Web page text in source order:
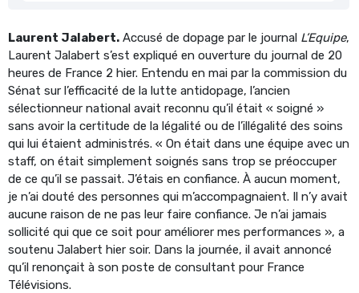
Laurent Jalabert. Accusé de dopage par le journal L’Equipe,
Laurent Jalabert s’est expliqué en ouverture du journal de 20
heures de France 2 hier. Entendu en mai par la commission du
Sénat sur l’efficacité de la lutte antidopage, l’ancien
sélectionneur national avait reconnu qu’il était « soigné »
sans avoir la certitude de la légalité ou de l’illégalité des soins
qui lui étaient administrés. « On était dans une équipe avec un
staff, on était simplement soignés sans trop se préoccuper
de ce qu’il se passait. J’étais en confiance. À aucun moment,
je n’ai douté des personnes qui m’accompagnaient. Il n’y avait
aucune raison de ne pas leur faire confiance. Je n’ai jamais
sollicité qui que ce soit pour améliorer mes performances », a
soutenu Jalabert hier soir. Dans la journée, il avait annoncé
qu’il renonçait à son poste de consultant pour France
Télévisions.